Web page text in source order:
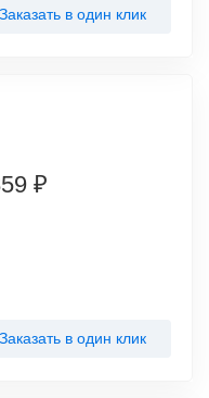
Заказать в один клик
₽
Заказать в один клик